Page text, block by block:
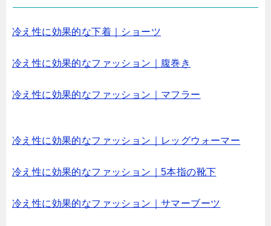
冷え性に効果的な下着｜ショーツ
冷え性に効果的なファッション｜腹巻き
冷え性に効果的なファッション｜マフラー
冷え性に効果的なファッション｜レッグウォーマー
冷え性に効果的なファッション｜5本指の靴下
冷え性に効果的なファッション｜サマーブーツ